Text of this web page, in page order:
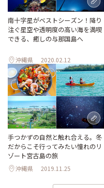
南十字星がベストシーズン！降り
注ぐ星空や透明度の高い海を満喫
できる、癒しの与那国島へ
沖縄県 2020.02.12
手つかずの自然と触れ合える。冬
だからこそ行ってみたい憧れのリ
ゾート宮古島の旅
沖縄県 2019.11.25